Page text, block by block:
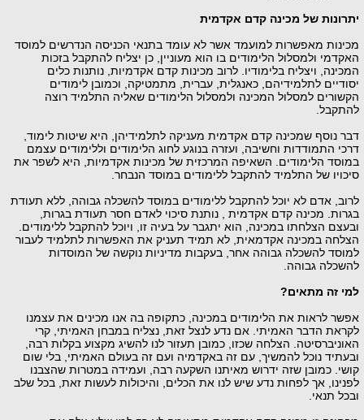
יתרונות של מכינה קדם אקדמית
מכינות מאפשרות למועמד אשר לא עומד בתנאי הכניסה הנדרשים למוסד
האקדמי ולמסלול הלימודים בו הוא מעוניין, כן יצליח להתקבל בזכות
המכינה, ויצליח בלימודיו. לרוב מכינות קדם אקדמיות, נותנות כלים
יסודיים לתלמידיהם, כאנגלית, עברית, מתמטיקה, וכמובן לימודים
הקשורים למסלול המכינה ולמסלול הלימודים שאליה התלמיד רוצה
להתקבל.
דבר נוסף שמכינה קדם אקדמית מעניקה לתלמידיהן, היא שיטות לימוד,
דרכי התמודדות וחשיבה, ועזרה בנוגע לחוג הלימודים וללימודים עצמם
במוסד הלימודים. השאיפה המרכזית של מכינות אקדמיות, היא לשפר את
סיכויו של התלמיד להתקבל ללימודים במוסד הנבחר.
לרוב, אדם לא יוכל להתקבל ללימודים במוסד להשכלה גבוהה, ללא תעודת
בגרות. מכינה קדם אקדמית , נותנת סיכוי לאדם חסר תעודת בגרות,
ובעצם הצלחתו במכינה, הוא יתגבר על בעיה זו, ויוכל להתקבל ללימודים.
הצלחה במכינה אקדמאית, לא תמיד תעניק את האפשרות לתלמיד לעבור
למוסד להשכלה גבוהה אחר, בעקבות מדיניות נוקשה של המוסדות
להשכלה גבוהה.
למי זה מתאים?
אפשר לראות את הלימודים במכינה, כתקופה בה אנו מכינים את עצמנו
לקראת הדבר האמיתי. אם נדע לנצל זאת, נצליח במבחן האמיתי, קרי
האוניברסיטה. הצלחה שכזו, כמובן תעזור לנו להשיג מקצוע בקלות רבה,
ובעתיד נוכל להמשיך, עם זה באקדמיה ועם זה בעולם האמיתי, בלי שום
קושי. כמובן שזה ידרוש מאיתנו השקעה רבה, ועמידה במטרות שהצבנו
לפנינו, אך לפחות נדע שיש לנו את הכלים, והיכולות לעשות זאת, בכל שלב
ובכל תנאי.